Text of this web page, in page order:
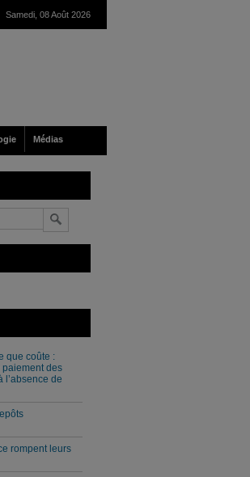
Samedi, 08 Août 2026
Médias
que coûte :
paiement des
l’absence de
rompent leurs